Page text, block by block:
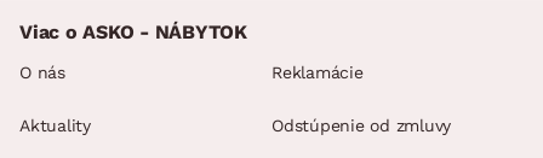
Viac o ASKO - NÁBYTOK
O nás
Aktuality
Reklamácie
Odstúpenie od zmluvy